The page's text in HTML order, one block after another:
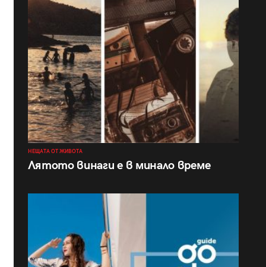
НЕЩАТА ОТ ЖИВОТА
Лятото винаги е в минало време